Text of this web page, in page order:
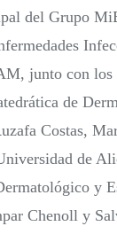
del Grupo
junto con los
de
Costas,
de
y
Chenoll y